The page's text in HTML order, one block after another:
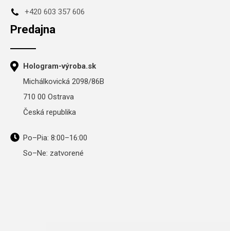
+420 603 357 606
Predajna
Hologram-výroba.sk
Michálkovická 2098/86B
710 00 Ostrava
Česká republika
Po–Pia: 8:00–16:00
So–Ne: zatvorené